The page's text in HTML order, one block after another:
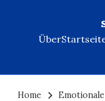
Über
Home